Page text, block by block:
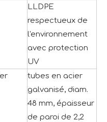
LLDPE
respectueux de
l'environnement
avec protection
UV
tubes en acier
galvanisé, diam.
48 mm, épaisseur
de paroi de 2,2